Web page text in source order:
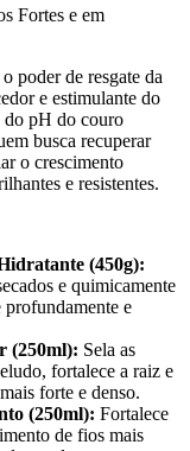
Fortes e em
poder de resgate da
e estimulante do
do pH do couro
busca recuperar
o crescimento
e resistentes.
(450g):
e quimicamente
e
(250ml): Sela as
fortalece a raiz e
forte e denso.
(250ml): Fortalece
de fios mais